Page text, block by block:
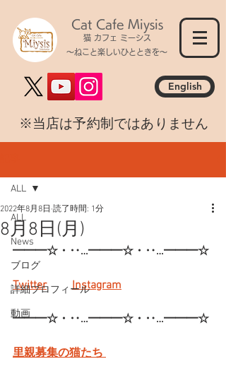
Cat Cafe Miysis
猫 カフェ ミーシス
～ねこと楽しいひとときを～
English
​※当店は予約制ではありません
ALL
News
ブログ
詳細プロフィール
動画
ALL
8月8日(月)
2022年8月8日 読了時間: 1分
━━━☆・‥…━━━☆・‥…━━━☆
Twitter Instagram
━━━☆・‥…━━━☆・‥…━━━☆
里親募集の猫たち